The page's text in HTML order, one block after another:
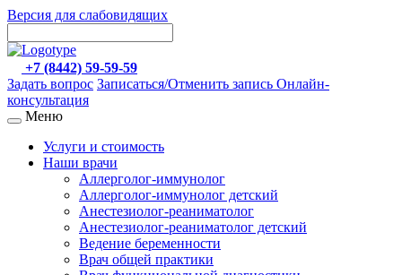
Версия для слабовидящих
+7 (8442) 59-59-59
Задать вопрос Записаться/Отменить запись Онлайн-
консультация
Меню
Услуги и стоимость
Наши врачи
Аллерголог-иммунолог
Аллерголог-иммунолог детский
Анестезиолог-реаниматолог
Анестезиолог-реаниматолог детский
Ведение беременности
Врач общей практики